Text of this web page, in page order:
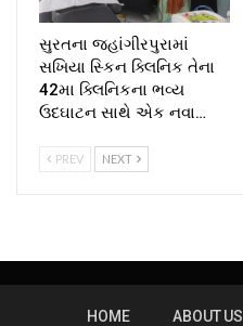
સુરતના જહાંગીરપુરામાં
સખિયા સ્કિન ક્લિનિક તેના
42મા ક્લિનિકના ભવ્ય
ઉદઘાટન સાથે એક નવા…
PREV NEXT
HOME ABOUT US